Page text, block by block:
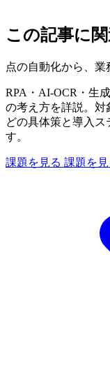
この記事に
点の自動化から、
RPA・AI-OCR・生
の考え方を詳説。対
どの具体策と導入ス
す。
課題を見る 課題を見